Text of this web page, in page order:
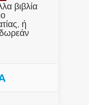
βιβλία
ή